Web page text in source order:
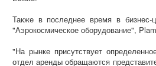
Также в последнее время в бизнес-
"Аэрокосмическое оборудование",
"На рынке присутствует
отдел аренды обращаются